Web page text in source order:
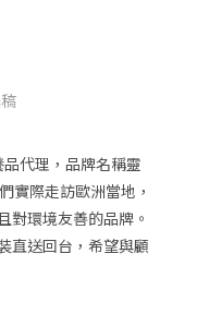
代理，品牌名稱靈
實際走訪歐洲當地，
對環境友善的品牌。
直送回台，希望與顧